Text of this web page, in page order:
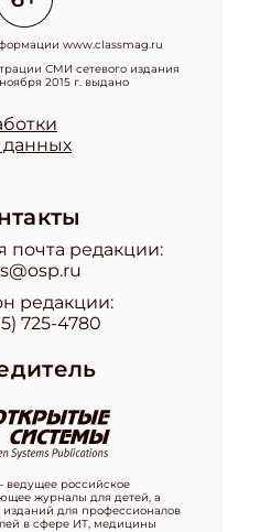
www.classmag.ru
СМИ сетевого издания
2015 г. выдано
данных
почта редакции:
редакции:
725-4780
российское
журналы для детей, а
для профессионалов
в сфере ИТ, медицины